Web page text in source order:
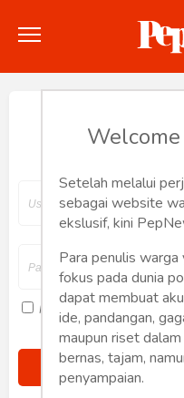
Politik
Hankam
Internasional
Bisnis
Hey,
Ingat saya
Setelah melalui
sebagai website
ekslusif, kini
Para penulis
fokus pada dunia
dapat membuat
ide, pandangan,
maupun riset
bernas, tajam,
penyampaian.